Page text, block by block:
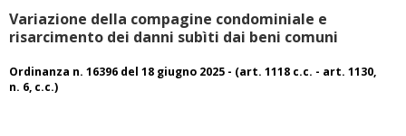
Variazione della compagine condominiale e
risarcimento dei danni subìti dai beni comuni
Ordinanza n. 16396 del 18 giugno 2025 - (art. 1118 c.c. - art. 1130,
n. 6, c.c.)